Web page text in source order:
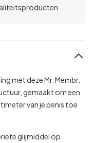
met deze Mr. Membr.
gemaakt om een
van je penis toe
glijmiddel op